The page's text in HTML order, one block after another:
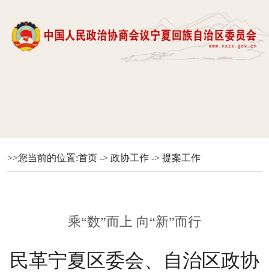
>>您当前的位置:首页 -> 政协工作 -> 提案工作
乘“数”而上 向“新”而行
民革宁夏区委会、自治区政协